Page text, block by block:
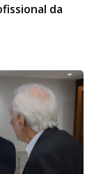
da